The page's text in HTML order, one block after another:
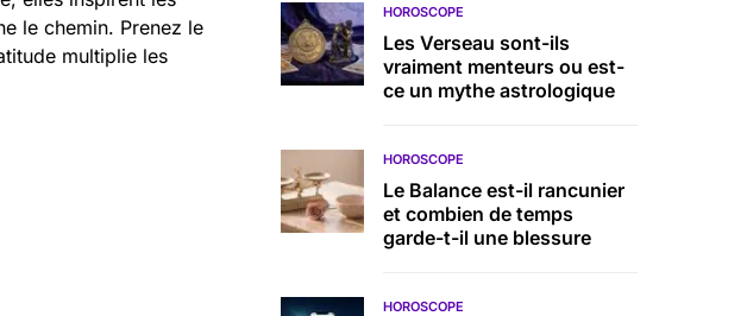
le chemin. Prenez le
multiplie les
HOROSCOPE
Les Verseau sont-ils
vraiment menteurs ou est-
ce un mythe astrologique
HOROSCOPE
Le Balance est-il rancunier
et combien de temps
garde-t-il une blessure
HOROSCOPE